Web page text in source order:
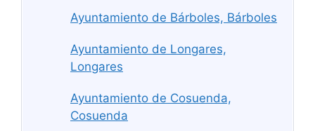
Ayuntamiento de Bárboles, Bárboles
Ayuntamiento de Longares,
Longares
Ayuntamiento de Cosuenda,
Cosuenda